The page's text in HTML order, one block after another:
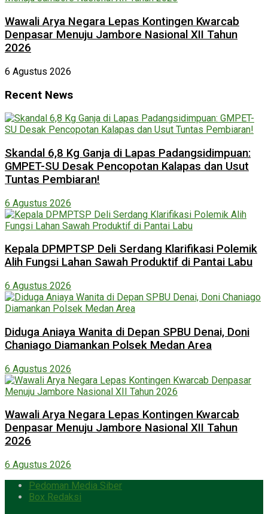
Wawali Arya Negara Lepas Kontingen Kwarcab
Denpasar Menuju Jambore Nasional XII Tahun
2026
6 Agustus 2026
Recent News
Skandal 6,8 Kg Ganja di Lapas Padangsidimpuan:
GMPET-SU Desak Pencopotan Kalapas dan Usut
Tuntas Pembiaran!
6 Agustus 2026
Kepala DPMPTSP Deli Serdang Klarifikasi Polemik
Alih Fungsi Lahan Sawah Produktif di Pantai Labu
6 Agustus 2026
Diduga Aniaya Wanita di Depan SPBU Denai, Doni
Chaniago Diamankan Polsek Medan Area
6 Agustus 2026
Wawali Arya Negara Lepas Kontingen Kwarcab
Denpasar Menuju Jambore Nasional XII Tahun
2026
6 Agustus 2026
Pedoman Media Siber
Box Redaksi